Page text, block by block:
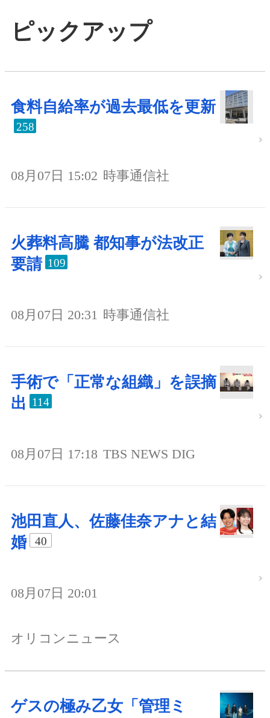
ピックアップ
食料自給率が過去最低を更新
258
08月07日 15:02 時事通信社
火葬料高騰 都知事が法改正
要請 109
08月07日 20:31 時事通信社
手術で「正常な組織」を誤摘
出
114
08月07日 17:18 TBS NEWS DIG
池田直人、佐藤佳奈アナと結
婚
40
08月07日 20:01
オリコンニュース
ゲスの極み乙女「管理ミ